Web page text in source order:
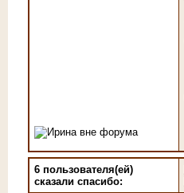
6 пользователя(ей)
сказали cпасибо: